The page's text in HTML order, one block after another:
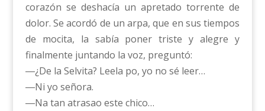
corazón se deshacía un apretado torrente de
dolor. Se acordó de un arpa, que en sus tiempos
de mocita, la sabía poner triste y alegre y
finalmente juntando la voz, preguntó:
―¿De la Selvita? Leela po, yo no sé leer…
―Ni yo señora.
―Na tan atrasao este chico…